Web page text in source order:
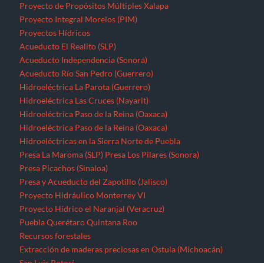
Proyecto de Propósitos Múltiples Xalapa
Proyecto Integral Morelos (PIM)
Proyectos Hídricos
Acueducto El Realito (SLP)
Acueducto Independencia (Sonora)
Acueducto Río San Pedro (Guerrero)
Hidroeléctrica La Parota (Guerrero)
Hidroeléctrica Las Cruces (Nayarit)
Hidroeléctrica Paso de la Reina (Oaxaca)
Hidroeléctrica Paso de la Reina (Oaxaca)
Hidroeléctricas en la Sierra Norte de Puebla
Presa La Maroma (SLP) Presa Los Pilares (Sonora)
Presa Picachos (Sinaloa)
Presa y Acueducto del Zapotillo (Jalisco)
Proyecto Hidráulico Monterrey VI
Proyecto Hídrico el Naranjal (Veracruz)
Puebla Querétaro Quintana Roo
Recursos forestales
Extracción de maderas preciosas en Ostula (Michoacán)